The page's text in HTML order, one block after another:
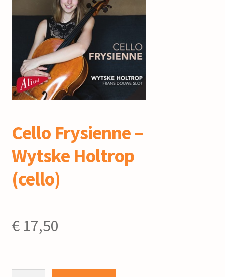
events
contact
mijn account
Cello Frysienne –
Wytske Holtrop
(cello)
€17,50